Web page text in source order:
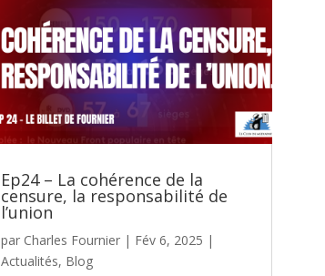
Ep24 – La cohérence de la
censure, la responsabilité de
l’union
par Charles Fournier| Fév 6, 2025 |
Actualités, Blog